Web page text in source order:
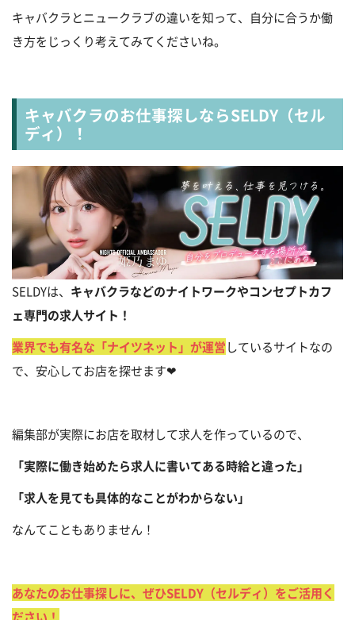
キャバクラとニュークラブの違いを知って、自分に合うか働
き方をじっくり考えてみてくださいね。
キャバクラのお仕事探しならSELDY（セル
ディ）！
SELDYは、 キャバクラなどのナイトワークやコンセプトカフ
ェ専門の求人サイト！
業界でも有名な「ナイツネット」が運営しているサイトなの
で、安心してお店を探せます❤
編集部が実際にお店を取材して求人を作っているので、
「実際に働き始めたら求人に書いてある時給と違った」
「求人を見ても具体的なことがわからない」
なんてこともありません！
あなたのお仕事探しに、ぜひSELDY（セルディ）をご活用く